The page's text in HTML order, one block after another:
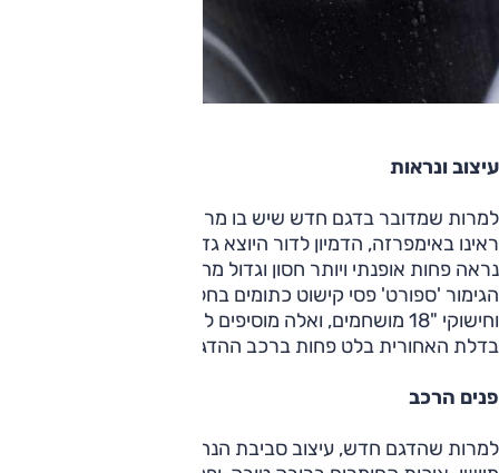
עיצוב ונראות
למרות שמדובר בדגם חדש שיש בו מרכיבי עיצוב עדכניים אותם
ראינו באימפרזה, הדמיון לדור היוצא גדול, והפורסטר החדש אכן
נראה פחות אופנתי ויותר חסון וגדול מהמקובל. לפורסטר ברמת
הגימור 'ספורט' פסי קישוט כתומים בחלקים התחתונים ועל הגגון,
וחישוקי "18 מושחמים, ואלה מוסיפים להופעה. מנגד, הגוון השחור
בדלת האחורית בלט פחות ברכב ההדגמה הכהה.
פנים הרכב
למרות שהדגם חדש, עיצוב סביבת הנהג שמרני ונראה מעט